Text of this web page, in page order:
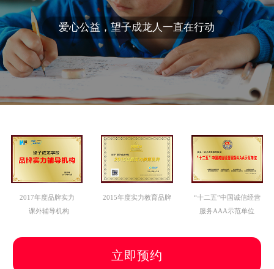
爱心公益，望子成龙人一直在行动
2017年度品牌实力
课外辅导机构
2015年度实力教育品牌
“十二五”中国诚信经营
服务AAA示范单位
立即预约